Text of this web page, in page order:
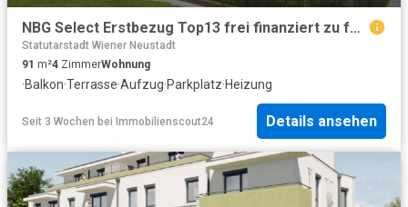
NBG Select Erstbezug Top13 frei finanziert zu fairen Kosten Eigentum verfügbar Ende 3. Quartal 2027
Statutarstadt Wiener Neustadt
91 m²4 ZimmerWohnung
·Balkon·Terrasse·Aufzug·Parkplatz·Heizung
Seit 3 Wochen bei Immobilienscout24 Details ansehen